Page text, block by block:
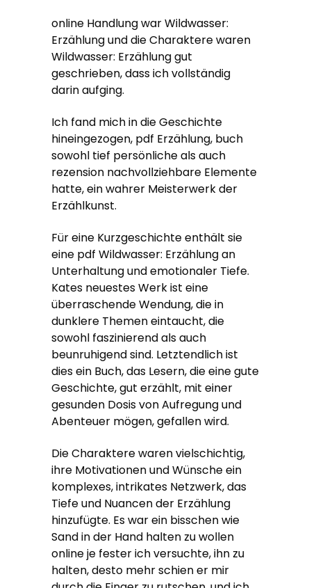
online Handlung war Wildwasser:
Erzählung und die Charaktere waren
Wildwasser: Erzählung gut
geschrieben, dass ich vollständig
darin aufging.
Ich fand mich in die Geschichte
hineingezogen, pdf Erzählung, buch
sowohl tief persönliche als auch
rezension nachvollziehbare Elemente
hatte, ein wahrer Meisterwerk der
Erzählkunst.
Für eine Kurzgeschichte enthält sie
eine pdf Wildwasser: Erzählung an
Unterhaltung und emotionaler Tiefe.
Kates neuestes Werk ist eine
überraschende Wendung, die in
dunklere Themen eintaucht, die
sowohl faszinierend als auch
beunruhigend sind. Letztendlich ist
dies ein Buch, das Lesern, die eine gute
Geschichte, gut erzählt, mit einer
gesunden Dosis von Aufregung und
Abenteuer mögen, gefallen wird.
Die Charaktere waren vielschichtig,
ihre Motivationen und Wünsche ein
komplexes, intrikates Netzwerk, das
Tiefe und Nuancen der Erzählung
hinzufügte. Es war ein bisschen wie
Sand in der Hand halten zu wollen
online je fester ich versuchte, ihn zu
halten, desto mehr schien er mir